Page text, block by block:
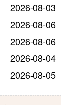
2026-08-03
2026-08-06
2026-08-06
2026-08-04
2026-08-05